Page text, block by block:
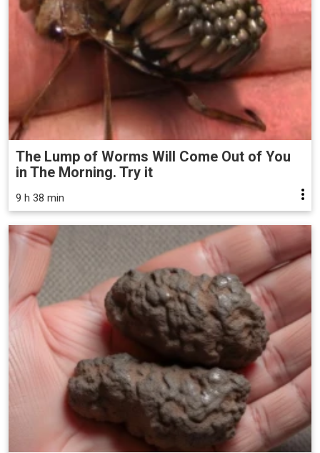
The Lump of Worms Will Come Out of You
in The Morning. Try it
9 h 38 min